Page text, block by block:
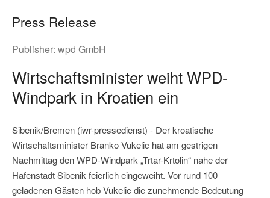
Press Release
Publisher: wpd GmbH
Wirtschaftsminister weiht WPD-
Windpark in Kroatien ein
Sibenik/Bremen (iwr-pressedienst) - Der kroatische
Wirtschaftsminister Branko Vukelic hat am gestrigen
Nachmittag den WPD-Windpark „Trtar-Krtolin“ nahe der
Hafenstadt Sibenik feierlich eingeweiht. Vor rund 100
geladenen Gästen hob Vukelic die zunehmende Bedeutung